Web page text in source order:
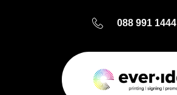
088 991 1444